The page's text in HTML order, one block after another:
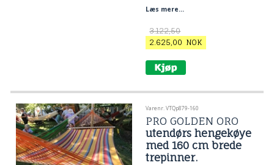
hengekøyen til et funn til den grønne
Fargene fra broccoli, rødbete, avocado
og spinat inngår i
fargesammensetningen av dette
unike designe til en grønn hage.
Læs mere...
3.122,50
2.625,00 NOK
Varenr. VTQp879-160
PRO GOLDEN ORO
utendørs hengekøye
med 160 cm brede
trepinner.